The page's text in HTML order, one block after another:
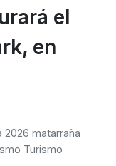
el
en
2026 matarraña
Turismo